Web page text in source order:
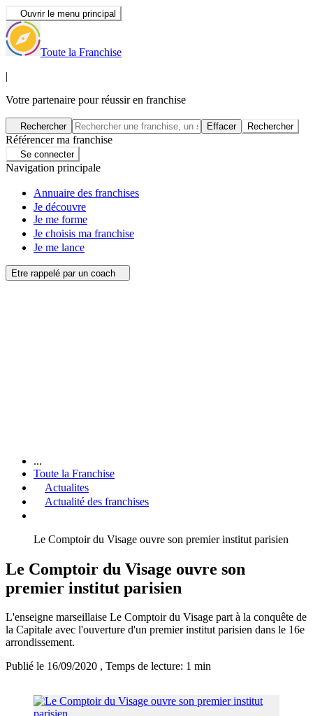
Ouvrir le menu principal
Toute la Franchise
|
Votre partenaire pour réussir en franchise
Rechercher Effacer Rechercher
Référencer ma franchise
Se connecter
Navigation principale
Annuaire des franchises
Je découvre
Je me forme
Je choisis ma franchise
Je me lance
Etre rappelé par un coach
...
Toute la Franchise
Actualites
Actualité des franchises
Le Comptoir du Visage ouvre son premier institut parisien
Le Comptoir du Visage ouvre son
premier institut parisien
L'enseigne marseillaise Le Comptoir du Visage part à la conquête de
la Capitale avec l'ouverture d'un premier institut parisien dans le 16e
arrondissement.
Publié le 16/09/2020 , Temps de lecture: 1 min